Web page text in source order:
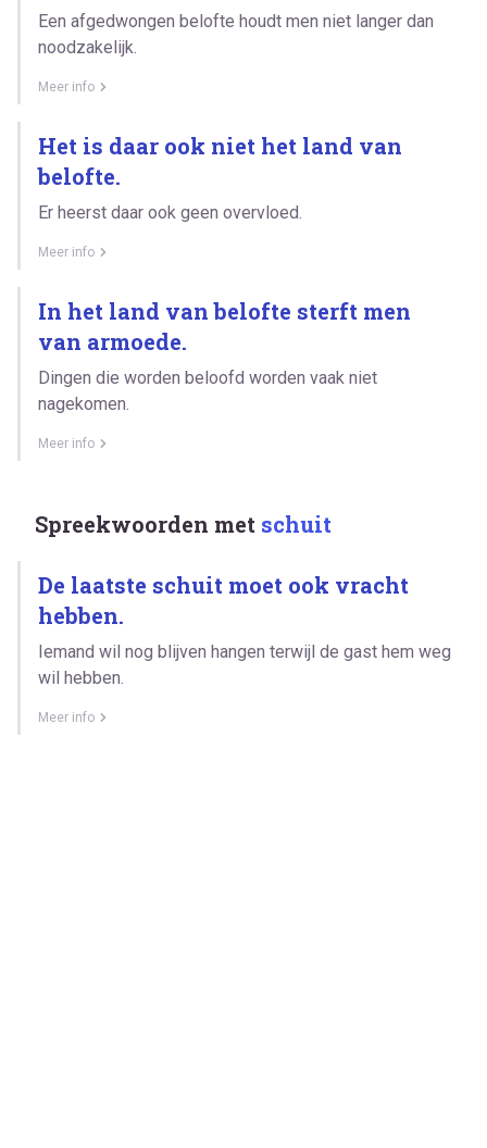
Een afgedwongen belofte houdt men niet langer dan
noodzakelijk.
Meer info
Het is daar ook niet het land van
belofte.
Er heerst daar ook geen overvloed.
Meer info
In het land van belofte sterft men
van armoede.
Dingen die worden beloofd worden vaak niet
nagekomen.
Meer info
Spreekwoorden met schuit
De laatste schuit moet ook vracht
hebben.
Iemand wil nog blijven hangen terwijl de gast hem weg
wil hebben.
Meer info